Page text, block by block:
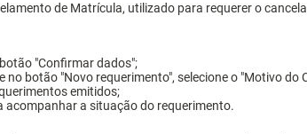
de Matrícula, utilizado para requerer o
"Confirmar dados";
botão "Novo requerimento", selecione o "Motivo do
emitidos;
acompanhar a situação do requerimento.